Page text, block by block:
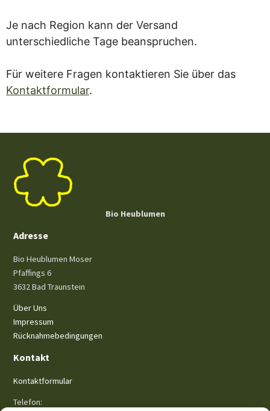
Je nach Region kann der Versand
unterschiedliche Tage beanspruchen.
Für weitere Fragen kontaktieren Sie über das
Kontaktformular.
Bio Heublumen
Adresse
Bio Heublumen Moser
Pfaffings 6
3632 Bad Traunstein
Über Uns
Impressum
Rücknahmebedingungen
Kontakt
Kontaktformular
Telefon: